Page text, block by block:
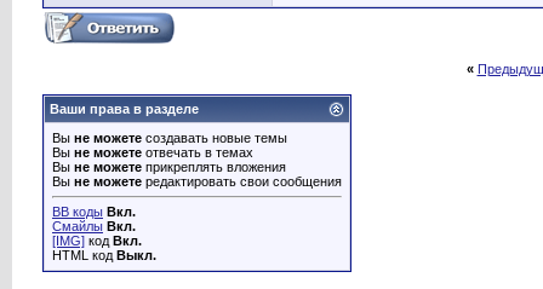
«
Ваши права в разделе
Вы не можете создавать новые темы
Вы не можете отвечать в темах
Вы не можете прикреплять вложения
Вы не можете редактировать свои сообщения
BB коды Вкл.
Смайлы Вкл.
[IMG] код Вкл.
HTML код Выкл.